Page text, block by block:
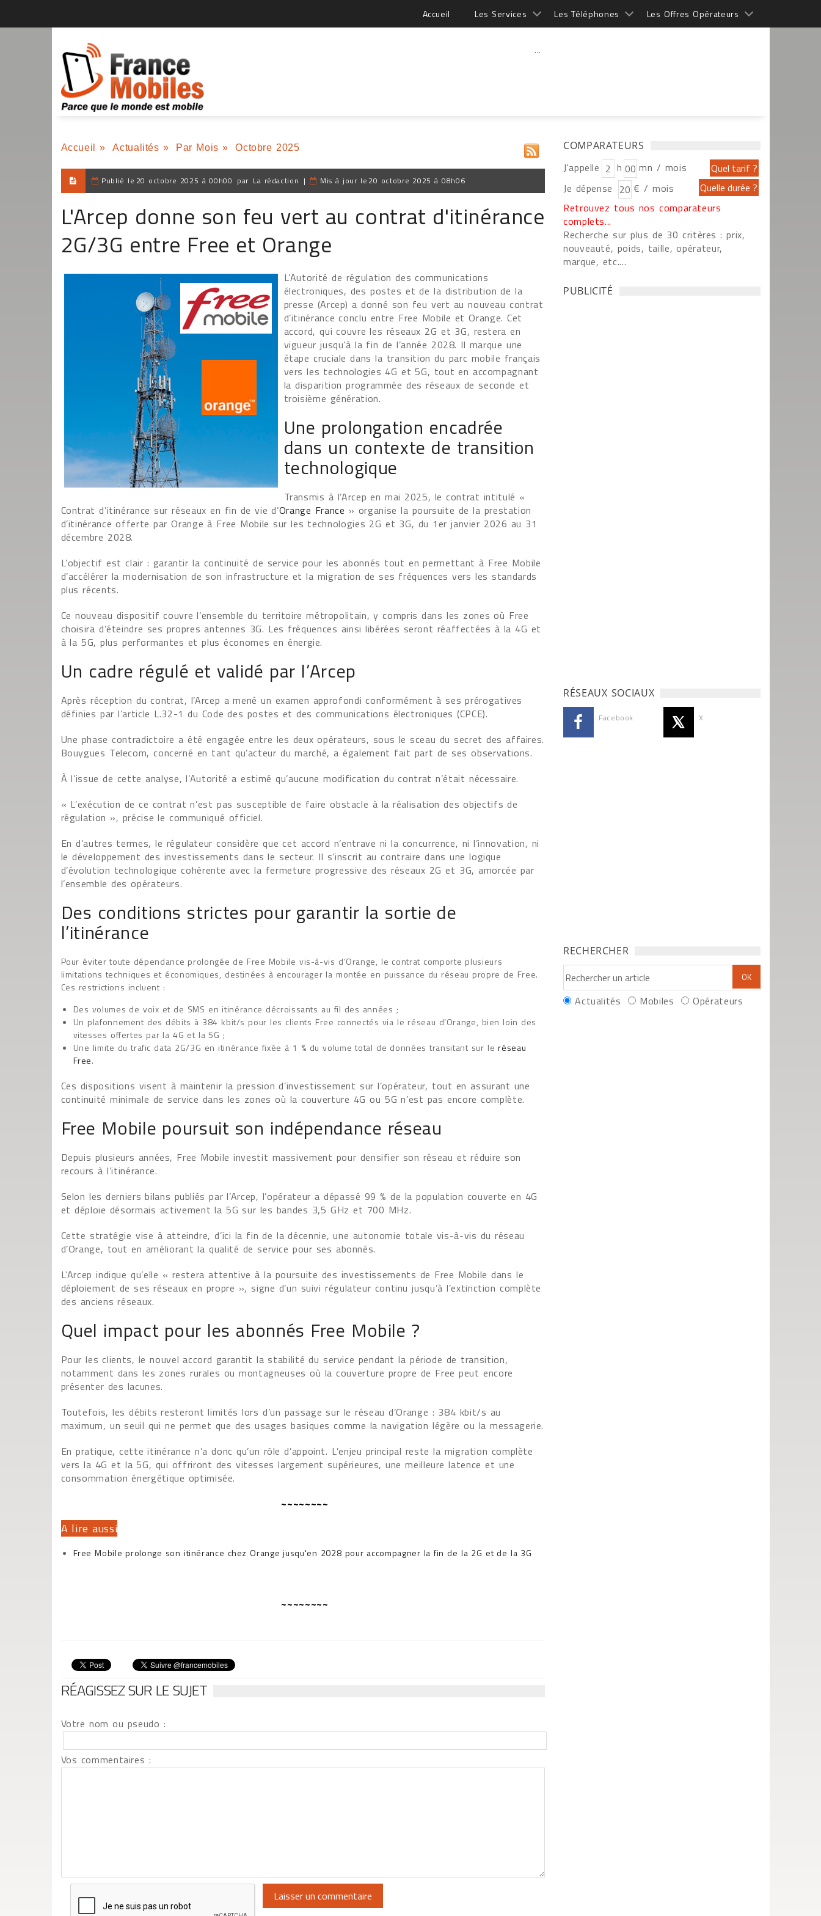
Accueil Les Services Les Téléphones Les Offres Opérateurs
...
Accueil » Actualités » Par Mois » Octobre 2025
Publié le 20 octobre 2025 à 00h00 par La rédaction | Mis à jour le 20 octobre 2025 à 08h06
L'Arcep donne son feu vert au contrat d'itinérance
2G/3G entre Free et Orange
L’Autorité de régulation des communications
électroniques, des postes et de la distribution de la
presse (Arcep) a donné son feu vert au nouveau contrat
d’itinérance conclu entre Free Mobile et Orange. Cet
accord, qui couvre les réseaux 2G et 3G, restera en
vigueur jusqu’à la fin de l’année 2028. Il marque une
étape cruciale dans la transition du parc mobile français
vers les technologies 4G et 5G, tout en accompagnant
la disparition programmée des réseaux de seconde et
troisième génération.
Une prolongation encadrée
dans un contexte de transition
technologique
Transmis à l’Arcep en mai 2025, le contrat intitulé «
Contrat d’itinérance sur réseaux en fin de vie d’Orange France » organise la poursuite de la prestation
d’itinérance offerte par Orange à Free Mobile sur les technologies 2G et 3G, du 1er janvier 2026 au 31
décembre 2028.
L’objectif est clair : garantir la continuité de service pour les abonnés tout en permettant à Free Mobile
d’accélérer la modernisation de son infrastructure et la migration de ses fréquences vers les standards
plus récents.
Ce nouveau dispositif couvre l’ensemble du territoire métropolitain, y compris dans les zones où Free
choisira d’éteindre ses propres antennes 3G. Les fréquences ainsi libérées seront réaffectées à la 4G et
à la 5G, plus performantes et plus économes en énergie.
Un cadre régulé et validé par l’Arcep
Après réception du contrat, l’Arcep a mené un examen approfondi conformément à ses prérogatives
définies par l’article L.32-1 du Code des postes et des communications électroniques (CPCE).
Une phase contradictoire a été engagée entre les deux opérateurs, sous le sceau du secret des affaires.
Bouygues Telecom, concerné en tant qu’acteur du marché, a également fait part de ses observations.
À l’issue de cette analyse, l’Autorité a estimé qu’aucune modification du contrat n’était nécessaire.
« L’exécution de ce contrat n’est pas susceptible de faire obstacle à la réalisation des objectifs de
régulation », précise le communiqué officiel.
En d’autres termes, le régulateur considère que cet accord n’entrave ni la concurrence, ni l’innovation, ni
le développement des investissements dans le secteur. Il s’inscrit au contraire dans une logique
d’évolution technologique cohérente avec la fermeture progressive des réseaux 2G et 3G, amorcée par
l’ensemble des opérateurs.
Des conditions strictes pour garantir la sortie de
l’itinérance
Pour éviter toute dépendance prolongée de Free Mobile vis-à-vis d’Orange, le contrat comporte plusieurs
limitations techniques et économiques, destinées à encourager la montée en puissance du réseau propre de Free.
Ces restrictions incluent :
Des volumes de voix et de SMS en itinérance décroissants au fil des années ;
Un plafonnement des débits à 384 kbit/s pour les clients Free connectés via le réseau d’Orange, bien loin des
vitesses offertes par la 4G et la 5G ;
Une limite du trafic data 2G/3G en itinérance fixée à 1 % du volume total de données transitant sur leréseau
Free.
Ces dispositions visent à maintenir la pression d’investissement sur l’opérateur, tout en assurant une
continuité minimale de service dans les zones où la couverture 4G ou 5G n’est pas encore complète.
Free Mobile poursuit son indépendance réseau
Depuis plusieurs années, Free Mobile investit massivement pour densifier son réseau et réduire son
recours à l’itinérance.
Selon les derniers bilans publiés par l’Arcep, l’opérateur a dépassé 99 % de la population couverte en 4G
et déploie désormais activement la 5G sur les bandes 3,5 GHz et 700 MHz.
Cette stratégie vise à atteindre, d’ici la fin de la décennie, une autonomie totale vis-à-vis du réseau
d’Orange, tout en améliorant la qualité de service pour ses abonnés.
L’Arcep indique qu’elle « restera attentive à la poursuite des investissements de Free Mobile dans le
déploiement de ses réseaux en propre », signe d’un suivi régulateur continu jusqu’à l’extinction complète
des anciens réseaux.
Quel impact pour les abonnés Free Mobile ?
Pour les clients, le nouvel accord garantit la stabilité du service pendant la période de transition,
notamment dans les zones rurales ou montagneuses où la couverture propre de Free peut encore
présenter des lacunes.
Toutefois, les débits resteront limités lors d’un passage sur le réseau d’Orange : 384 kbit/s au
maximum, un seuil qui ne permet que des usages basiques comme la navigation légère ou la messagerie.
En pratique, cette itinérance n’a donc qu’un rôle d’appoint. L’enjeu principal reste la migration complète
vers la 4G et la 5G, qui offriront des vitesses largement supérieures, une meilleure latence et une
consommation énergétique optimisée.
~~~~~~~~
A lire aussi
Free Mobile prolonge son itinérance chez Orange jusqu'en 2028 pour accompagner la fin de la 2G et de la 3G
~~~~~~~~
RÉAGISSEZ SUR LE SUJET
Votre nom ou pseudo :
Vos commentaires :
COMPARATEURS
J'appelle h
mn / mois
Je dépense
€ / mois
Retrouvez tous nos comparateurs
complets...
Recherche sur plus de 30 critères : prix,
nouveauté, poids, taille, opérateur,
marque, etc....
PUBLICITÉ
RÉSEAUX SOCIAUX
Facebook X
RECHERCHER
Actualités Mobiles Opérateurs